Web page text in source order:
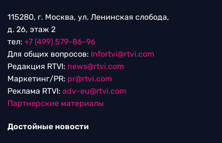
115280, г. Москва, ул. Ленинская слобода,
д. 26, этаж 2
тел: +7 (499) 579-86-96
Для общих вопросов: Infortvi@rtvi.com
Редакция RTVI: news@rtvi.com
Маркетинг/PR: pr@rtvi.com
Реклама RTVI: adv-eu@rtvi.com
Партнерские материалы
Достойные новости